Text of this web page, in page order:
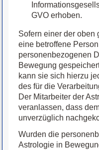
GVO erhoben.
Sofern einer der oben
eine betroffene
personenbezogenen
Bewegung
kann sie sich hierzu
des für die
Der Mitarbeiter der
veranlassen, dass
unverzüglich
Wurden die
Astrologie in